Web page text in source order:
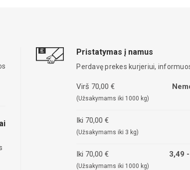
Pristatymas į namus
Perdavę prekes kurjeriui,
Virš 70,00 €
(Užsakymams iki 1000 kg)
Iki 70,00 €
(Užsakymams iki 3 kg)
Iki 70,00 €
(Užsakymams iki 1000 kg)
3,49